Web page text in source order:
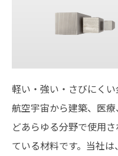
軽い・強い・さびにくい
航空宇宙から建築、医
どあらゆる分野で使用
ている材料です。当社